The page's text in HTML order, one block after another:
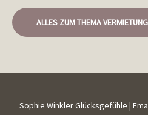
ALLES ZUM THEMA VERMIETUNG
Sophie Winkler Glücksgefühle |